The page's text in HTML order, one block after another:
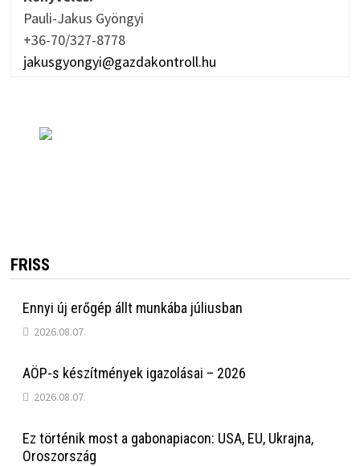
Pauli-Jakus Gyöngyi
+36-70/327-8778
jakusgyongyi@gazdakontroll.hu
FRISS
Ennyi új erőgép állt munkába júliusban
2026.08.07.
AÖP-s készítmények igazolásai – 2026
2026.08.07.
Ez történik most a gabonapiacon: USA, EU, Ukrajna,
Oroszország